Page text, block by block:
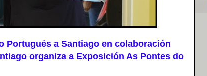
a Santiago en colaboración
organiza a Exposición As Pontes do